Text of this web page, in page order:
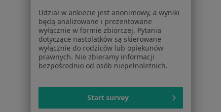
Cennik
Dla lekarzy
Dla placówek medycznych
Noa Notes nowość
Baza wiedzy
ZnanyLekarz - Strona główna
Udział w ankiecie jest anonimowy, a wyniki
będą analizowane i prezentowane
wyłącznie w formie zbiorczej. Pytania
dotyczące nastolatków są skierowane
wyłącznie do rodziców lub opiekunów
prawnych. Nie zbieramy informacji
bezpośrednio od osób niepełnoletnich.
Start survey